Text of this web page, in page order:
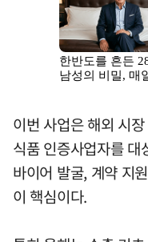
이번 사업은 해외 시
식품 인증사업자를 대
바이어 발굴, 계약 지
이 핵심이다.